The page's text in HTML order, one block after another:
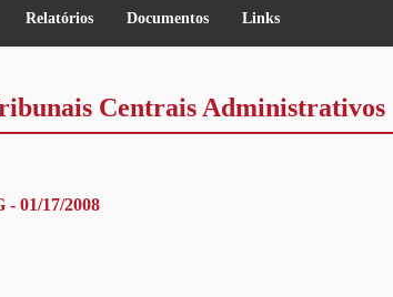
Relatórios Documentos Links
Centrais Administrativos
- 01/17/2008